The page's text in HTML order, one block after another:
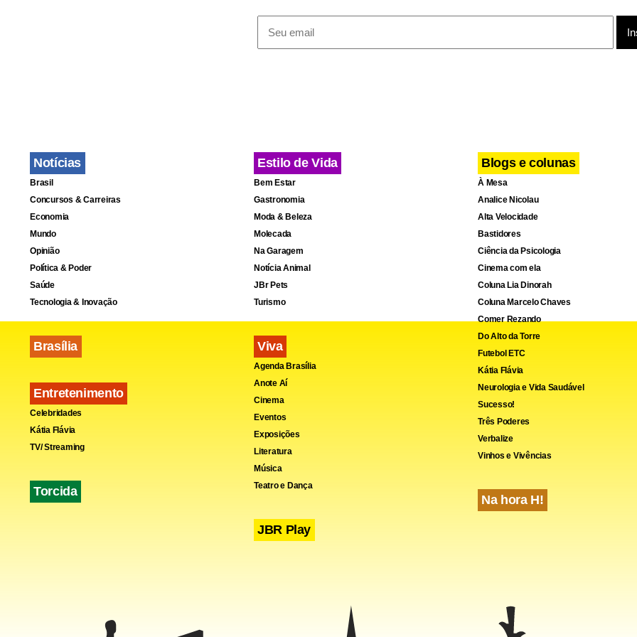
Notícias
Brasil
Concursos & Carreiras
Economia
Mundo
Opinião
Política & Poder
Saúde
Tecnologia & Inovação
Brasília
Entretenimento
Celebridades
Kátia Flávia
TV/ Streaming
Torcida
Estilo de Vida
Bem Estar
Gastronomia
Moda & Beleza
Molecada
Na Garagem
Notícia Animal
JBr Pets
Turismo
Viva
Agenda Brasília
Anote Aí
Cinema
Eventos
Exposições
Literatura
Música
Teatro e Dança
JBR Play
Blogs e colunas
À Mesa
Analice Nicolau
Alta Velocidade
Bastidores
Ciência da Psicologia
Cinema com ela
Coluna Lia Dinorah
Coluna Marcelo Chaves
Comer Rezando
Do Alto da Torre
Futebol ETC
Kátia Flávia
Neurologia e Vida Saudável
Sucesso!
Três Poderes
Verbalize
Vinhos e Vivências
Na hora H!